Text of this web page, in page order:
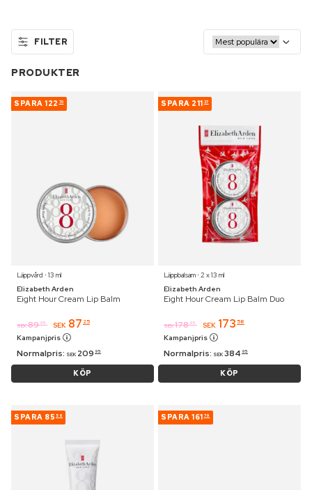
FILTER
PRODUKTER
SPARA 122 70
Läppvård ⋅ 13 ml
Elizabeth Arden
Eight Hour Cream Lip Balm
SEK 89 95 SEK 87 25
Kampanjpris
Normalpris: SEK 209 95
KÖP
SPARA 211 37
Läppbalsam ⋅ 2 x 13 ml
Elizabeth Arden
Eight Hour Cream Lip Balm Duo
SEK 178 95 SEK 173 58
Kampanjpris
Normalpris: SEK 384 95
KÖP
SPARA 85 56 SPARA 161 79